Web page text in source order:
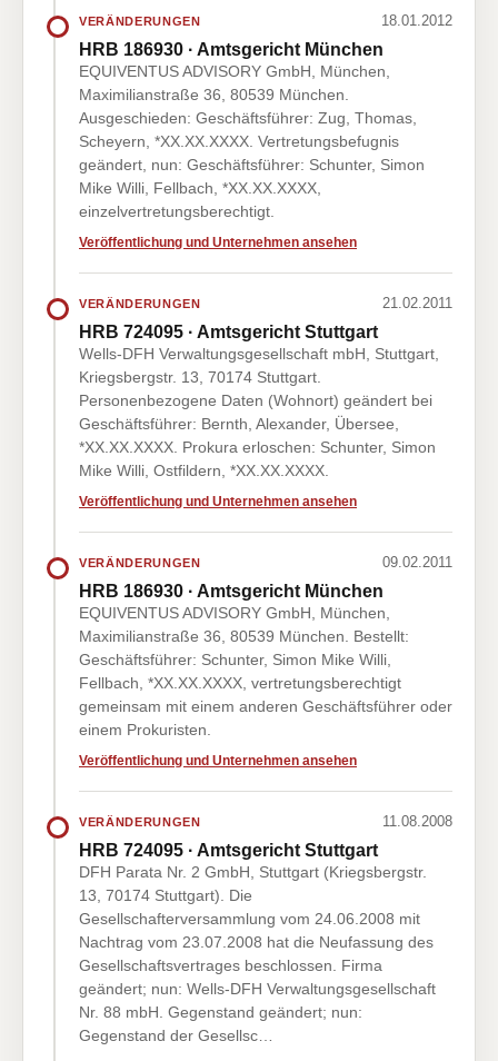
VERÄNDERUNGEN 18.01.2012
HRB 186930 · Amtsgericht München
EQUIVENTUS ADVISORY GmbH, München,
Maximilianstraße 36, 80539 München.
Ausgeschieden: Geschäftsführer: Zug, Thomas,
Scheyern, *XX.XX.XXXX. Vertretungsbefugnis
geändert, nun: Geschäftsführer: Schunter, Simon
Mike Willi, Fellbach, *XX.XX.XXXX,
einzelvertretungsberechtigt.
Veröffentlichung und Unternehmen ansehen
VERÄNDERUNGEN 21.02.2011
HRB 724095 · Amtsgericht Stuttgart
Wells-DFH Verwaltungsgesellschaft mbH, Stuttgart,
Kriegsbergstr. 13, 70174 Stuttgart.
Personenbezogene Daten (Wohnort) geändert bei
Geschäftsführer: Bernth, Alexander, Übersee,
*XX.XX.XXXX. Prokura erloschen: Schunter, Simon
Mike Willi, Ostfildern, *XX.XX.XXXX.
Veröffentlichung und Unternehmen ansehen
VERÄNDERUNGEN 09.02.2011
HRB 186930 · Amtsgericht München
EQUIVENTUS ADVISORY GmbH, München,
Maximilianstraße 36, 80539 München. Bestellt:
Geschäftsführer: Schunter, Simon Mike Willi,
Fellbach, *XX.XX.XXXX, vertretungsberechtigt
gemeinsam mit einem anderen Geschäftsführer oder
einem Prokuristen.
Veröffentlichung und Unternehmen ansehen
VERÄNDERUNGEN 11.08.2008
HRB 724095 · Amtsgericht Stuttgart
DFH Parata Nr. 2 GmbH, Stuttgart (Kriegsbergstr.
13, 70174 Stuttgart). Die
Gesellschafterversammlung vom 24.06.2008 mit
Nachtrag vom 23.07.2008 hat die Neufassung des
Gesellschaftsvertrages beschlossen. Firma
geändert; nun: Wells-DFH Verwaltungsgesellschaft
Nr. 88 mbH. Gegenstand geändert; nun:
Gegenstand der Gesellsc…